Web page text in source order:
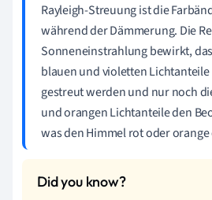
Rayleigh-Streuung ist die
während der Dämmerung. Die
Sonneneinstrahlung bewirkt,
blauen und violetten
gestreut werden und nur noch
und orangen Lichtanteile den
was den Himmel rot oder